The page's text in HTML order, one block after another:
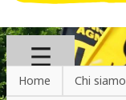
Home Chi siamo